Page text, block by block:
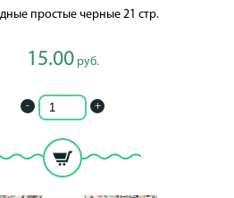
простые черные 21 стр.
15.00руб.
- +